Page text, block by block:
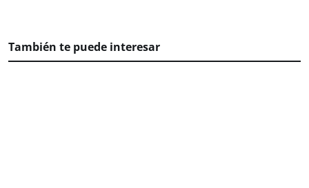
También te puede interesar